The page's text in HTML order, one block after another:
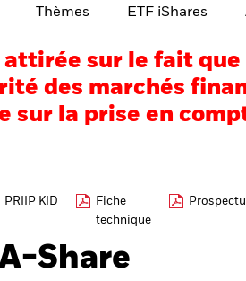
Thèmes ETF iShares
sur le fait que
des marchés
sur la prise en
PRIIP KID
Fiche
technique
Share